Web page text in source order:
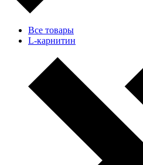
Все товары
L-карнитин